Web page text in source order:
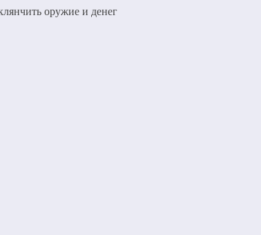
оружие и денег